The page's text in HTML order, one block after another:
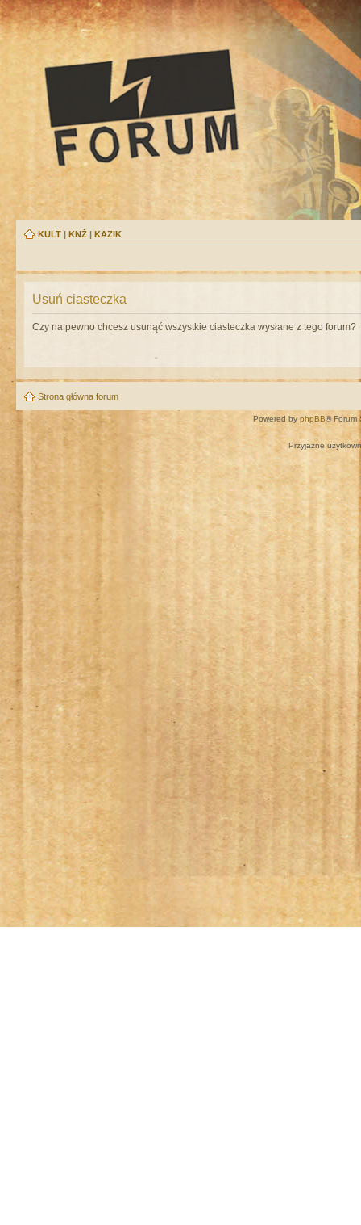
KULT | KNŻ | KAZIK
Usuń ciasteczka
Czy na pewno chcesz usunąć wszystkie ciasteczka wysłane z tego forum?
Strona główna forum
Powered by phpBB® Forum
Przyjazne